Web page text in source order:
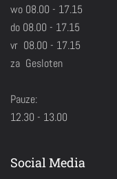
wo 08.00 - 17.15
do 08.00 - 17.15
vr 08.00 - 17.15
za Gesloten
Pauze:
12.30 - 13.00
Social Media